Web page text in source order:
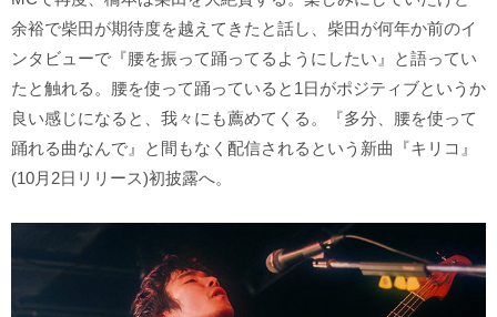
余裕で柴田が期待度を越えてきたと話し、柴田が何年か前のイ
ンタビューで『腰を振って踊ってるようにしたい』と語ってい
たと触れる。腰を使って踊っていると1日がポジティブというか
良い感じになると、我々にも薦めてくる。『多分、腰を使って
踊れる曲なんで』と間もなく配信されるという新曲『キリコ』
(10月2日リリース)初披露へ。